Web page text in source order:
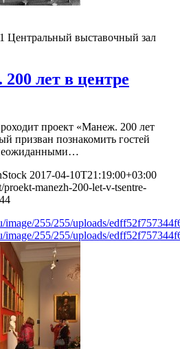
Центральный выставочный зал
лет в центре
проект «Манеж. 200 лет
призван познакомить гостей
2017-04-10T21:19:00+03:00
manezh-200-let-v-tsentre-
image/255/255/uploads/
image/255/255/uploads/